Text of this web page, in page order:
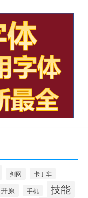
剑网 卡丁车
开原 手机 技能